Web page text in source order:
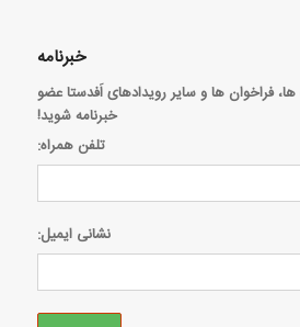
خبرنامه
ها، فراخوان ها و سایر رویدادهای اَفدستا عضو
خبرنامه شوید!
تلفن همراه:
نشانی ایمیل: